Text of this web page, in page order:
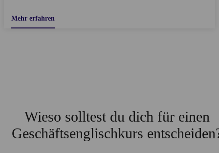
Mehr erfahren
Wieso solltest du dich für einen
Geschäftsenglischkurs